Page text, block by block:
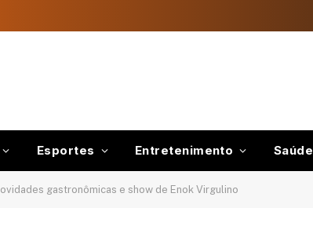
Esportes Entretenimento Saúde
gastronômicas e show de Enok Virgulino